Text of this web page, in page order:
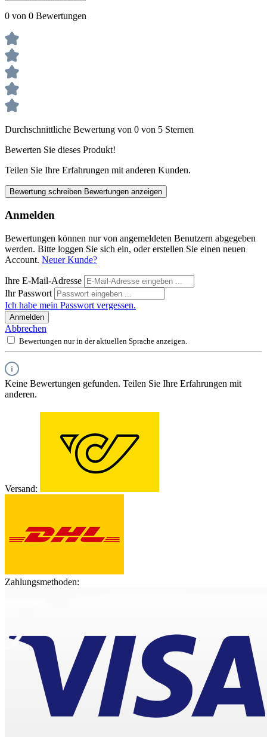
0 von 0 Bewertungen
Durchschnittliche Bewertung von 0 von 5 Sternen
Bewerten Sie dieses Produkt!
Teilen Sie Ihre Erfahrungen mit anderen Kunden.
Bewertung schreiben Bewertungen anzeigen
Anmelden
Bewertungen können nur von angemeldeten Benutzern abgegeben
werden. Bitte loggen Sie sich ein, oder erstellen Sie einen neuen
Account. Neuer Kunde?
Ihre E-Mail-Adresse
Ihr Passwort
Ich habe mein Passwort vergessen.
Anmelden
Abbrechen
Bewertungen nur in der aktuellen Sprache anzeigen.
Keine Bewertungen gefunden. Teilen Sie Ihre Erfahrungen mit
anderen.
Versand:
Zahlungsmethoden: